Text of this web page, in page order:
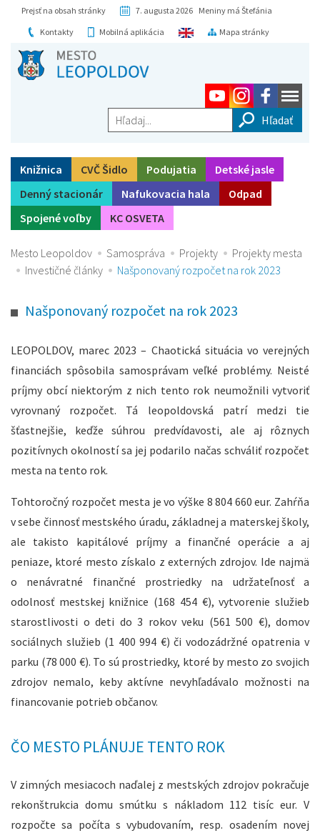
Prejsť na obsah stránky
7. augusta 2026 Meniny má Štefánia
Kontakty
Mobilná aplikácia Mapa stránky
Hľadaj...
Knižnica CVČ Šidlo Podujatia
Detské jasle
Denný stacionár
Nafukovacia hala
Odpad
Spojené voľby
KC OSVETA
Mesto Leopoldov Samospráva Projekty
Projekty mesta
Investičné články
Našponovaný rozpočet na rok 2023
Našponovaný rozpočet na rok 2023
LEOPOLDOV, marec 2023 – Chaotická situácia vo verejných
financiách spôsobila samosprávam veľké problémy. Neisté
príjmy obcí niektorým z nich tento rok neumožnili vytvoriť
vyrovnaný rozpočet. Tá leopoldovská patrí medzi tie
šťastnejšie, keďže súhrou predvídavosti, ale aj rôznych
pozitívnych okolností sa jej podarilo načas schváliť rozpočet
mesta na tento rok.
Tohtoročný rozpočet mesta je vo výške 8 804 660 eur. Zahŕňa
v sebe činnosť mestského úradu, základnej a materskej školy,
ale takisto kapitálové príjmy a finančné operácie a aj
peniaze, ktoré mesto získalo z externých zdrojov. Ide najmä
o nenávratné finančné prostriedky na udržateľnosť a
odolnosť mestskej knižnice (168 454 €), vytvorenie služieb
starostlivosti o deti do 3 rokov veku (561 500 €), domov
sociálnych služieb (1 400 994 €) či vodozádržné opatrenia v
parku (78 000 €). To sú prostriedky, ktoré by mesto zo svojich
zdrojov nemalo, keby aktívne nevyhľadávalo možnosti na
financovanie potrieb občanov.
ČO MESTO PLÁNUJE TENTO ROK
V zimných mesiacoch naďalej z mestských zdrojov pokračuje
rekonštrukcia domu smútku s nákladom 112 tisíc eur. V
rozpočte sa počíta s vybudovaním, resp. osadením novej